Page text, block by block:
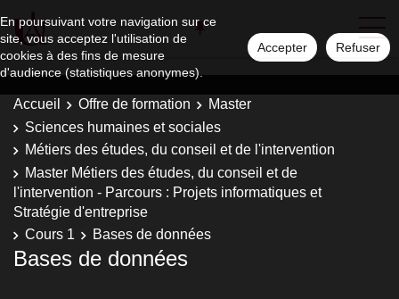
En poursuivant votre navigation sur ce
site, vous acceptez l'utilisation de
cookies à des fins de mesure
d'audience (statistiques anonymes).
Accepter Refuser
Accueil Offre de formation
Master
Sciences humaines et sociales
Métiers des études, du conseil et de l'intervention
Master Métiers des études, du conseil et de
l'intervention - Parcours : Projets informatiques et
Stratégie d'entreprise
Cours 1
Bases de données
Bases de données